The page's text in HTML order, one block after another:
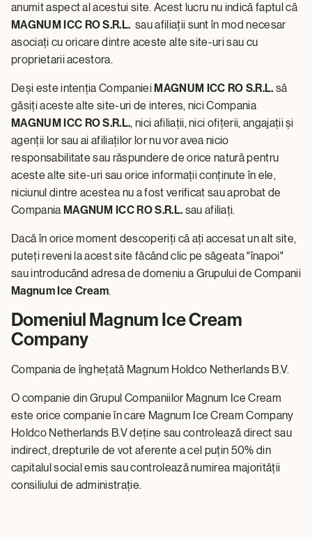
anumit aspect al acestui site. Acest lucru nu indică faptul că
MAGNUM ICC RO S.R.L. sau afiliații sunt în mod necesar
asociați cu oricare dintre aceste alte site-uri sau cu
proprietarii acestora.
Deși este intenția Companiei MAGNUM ICC RO S.R.L. să
găsiți aceste alte site-uri de interes, nici Compania
MAGNUM ICC RO S.R.L., nici afiliații, nici ofițerii, angajații și
agenții lor sau ai afiliaților lor nu vor avea nicio
responsabilitate sau răspundere de orice natură pentru
aceste alte site-uri sau orice informații conținute în ele,
niciunul dintre acestea nu a fost verificat sau aprobat de
Compania MAGNUM ICC RO S.R.L. sau afiliați.
Dacă în orice moment descoperiți că ați accesat un alt site,
puteți reveni la acest site făcând clic pe săgeata "înapoi"
sau introducând adresa de domeniu a Grupului de Companii
Magnum Ice Cream.
Domeniul Magnum Ice Cream
Company
Compania de înghețată Magnum Holdco Netherlands B.V.
O companie din Grupul Companiilor Magnum Ice Cream
este orice companie în care Magnum Ice Cream Company
Holdco Netherlands B.V deține sau controlează direct sau
indirect, drepturile de vot aferente a cel puțin 50% din
capitalul social emis sau controlează numirea majorității
consiliului de administrație.